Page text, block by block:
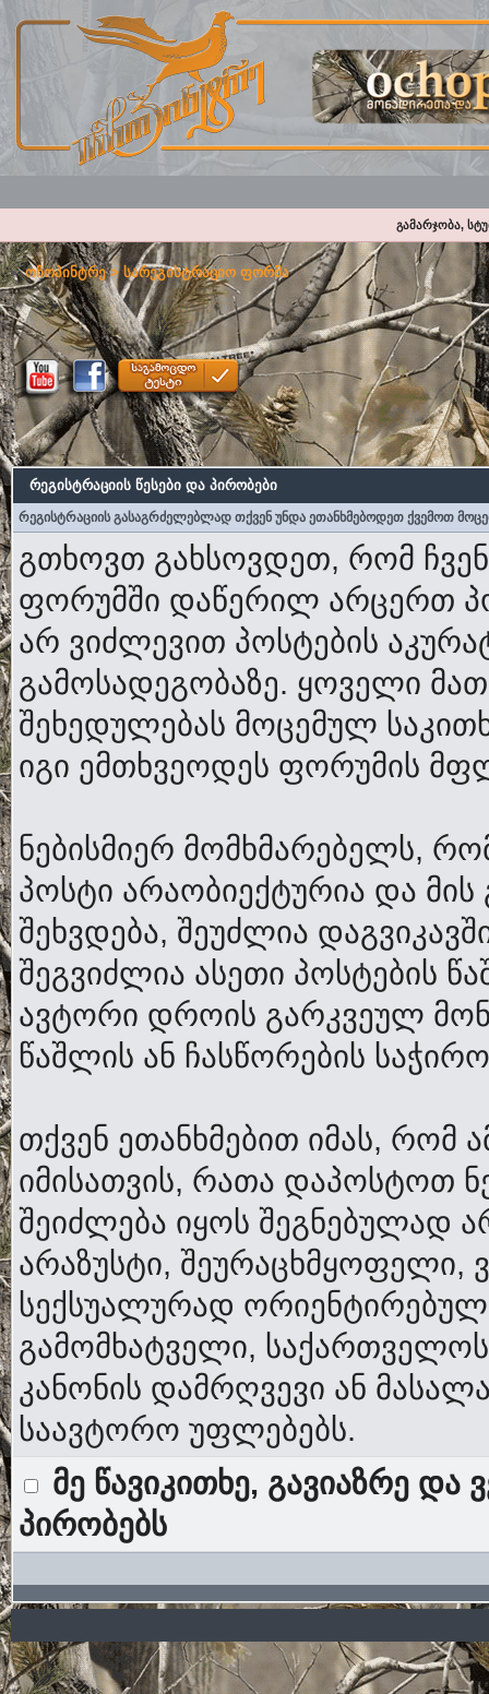
გამარჯობა,
ოჩოპინტრე> სარეგისტრაციო ფორმა
რეგისტრაციის წესები და პირობები
რეგისტრაციის გასაგრძელებლად თქვენ უნდა ეთანხმებოდეთ ქვემოთ
გთხოვთ გახსოვდეთ, რომ
ფორუმში დაწერილ არცერთ
არ ვიძლევით პოსტების
გამოსადეგობაზე. ყოველი
შეხედულებას მოცემულ
იგი ემთხვეოდეს ფორუმის
ნებისმიერ მომხმარებელს,
პოსტი არაობიექტურია და მის
შეხვდება, შეუძლია
შეგვიძლია ასეთი პოსტების
ავტორი დროის გარკვეულ
წაშლის ან ჩასწორების
თქვენ ეთანხმებით იმას, რომ
იმისათვის, რათა დაპოსტოთ
შეიძლება იყოს შეგნებულად
არაზუსტი, შეურაცხმყოფელი,
სექსუალურად
გამომხატველი,
კანონის დამრღვევი ან
საავტორო უფლებებს.
მე წავიკითხე, გავიაზრე და
პირობებს